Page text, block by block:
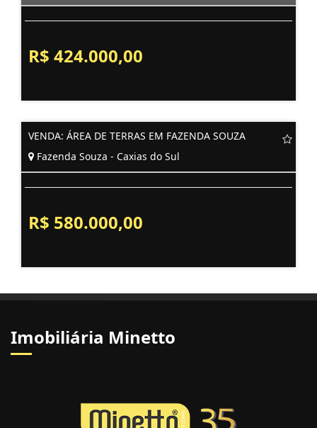
R$ 424.000,00
VENDA: ÁREA DE TERRAS EM FAZENDA SOUZA
Fazenda Souza - Caxias do Sul
R$ 580.000,00
Imobiliária Minetto